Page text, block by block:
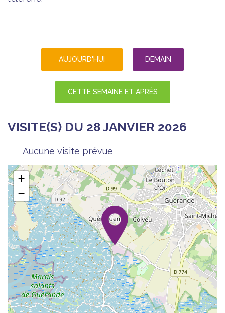
AUJOURD'HUI DEMAIN
CETTE SEMAINE ET APRÈS
VISITE(S) DU 28 JANVIER 2026
Aucune visite prévue
+
−